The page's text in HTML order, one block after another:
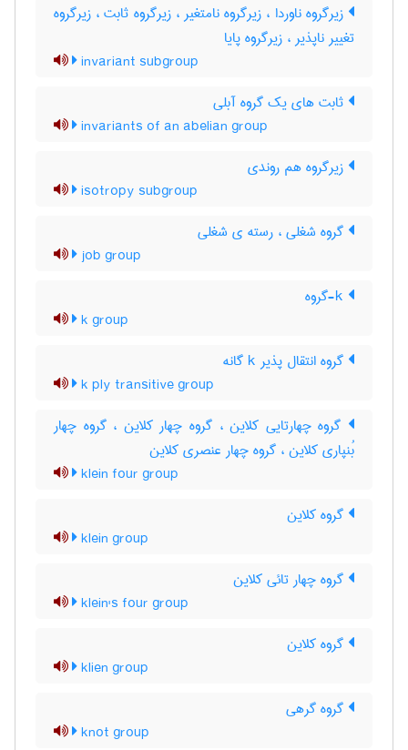
زیرگروه ناوردا ، زیرگروه نامتغیر ، زیرگروه ثابت ، زیرگروه
تغییر ناپذیر ، زیرگروه پایا
invariant subgroup
ثابت های یک گروه آبلی
invariants of an abelian group
زیرگروه هم روندی
isotropy subgroup
گروه شغلی ، رسته ی شغلی
job group
k group
گروه انتقال پذیر k گانه
k ply transitive group
گروه چهارتایی کلاین ، گروه چهار کلاین ، گروه چهار
بُنپاری کلاین ، گروه چهار عنصری کلاین
klein four group
گروه کلاین
klein group
گروه چهار تائی کلاین
klein's four group
گروه کلاین
klien group
گروه گرهی
knot group